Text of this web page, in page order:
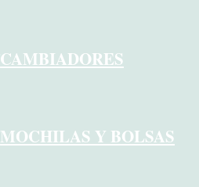
CAMBIADORES
MOCHILAS Y BOLSAS